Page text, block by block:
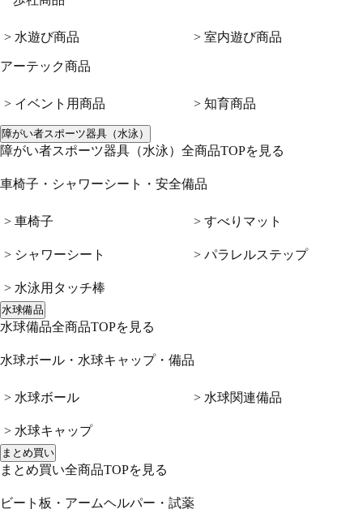
> 水遊び商品 > 室内遊び商品
アーテック商品
> イベント用商品 > 知育商品
障がい者スポーツ器具（水泳）
障がい者スポーツ器具（水泳）全商品TOPを見る
車椅子・シャワーシート・安全備品
> 車椅子
> シャワーシート
> 水泳用タッチ棒
> すべりマット
> パラレルステップ
水球備品
水球備品全商品TOPを見る
水球ボール・水球キャップ・備品
> 水球ボール
> 水球キャップ
> 水球関連備品
まとめ買い
まとめ買い全商品TOPを見る
ビート板・アームヘルパー・試薬